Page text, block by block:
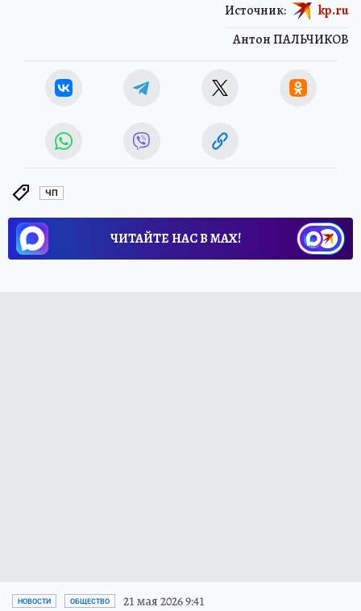
Антон ПАЛЬЧИКОВ
Источник: kp.ru
ЧП
ЧИТАЙТЕ НАС В МАХ!
НОВОСТИ ОБЩЕСТВО 21 мая 2026 9:41